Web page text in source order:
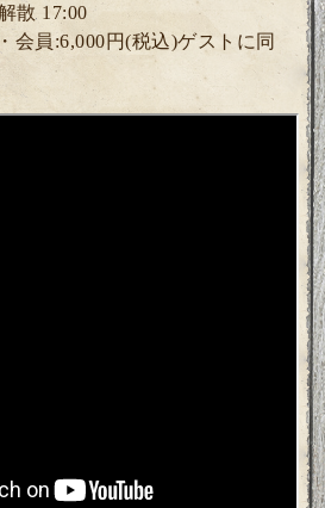
散 17:00
会員:6,000円(税込)ゲストに同